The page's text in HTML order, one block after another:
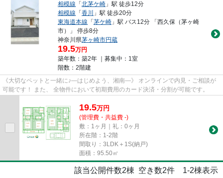
相模線 「 北茅ケ崎 」駅 徒歩12分
相模線 「 香川
」駅 徒歩20分
東海道本線 「 茅ケ崎 」駅 バス12分 「西久保（茅ヶ崎
市）」 停歩8分
神奈川県茅ヶ崎市円蔵
19.5万円
築年数：築2年 ｜募集中： 1室
階数：2階建
《大切なペットと一緒に♪―はじめよう、湘南―》 オンラインで内見・ご相談が
可能です！ また、 全物件において初期費用のカード決済・分割が可能です。
19.5万円
(管理費・共益費 -)
敷：1ヶ月｜礼：0ヶ月
所在階：1-2階
間取り：3LDK＋1S(納戸)
面積：95.50㎡
該当公開件数2棟 空き数2件 1-2棟表示